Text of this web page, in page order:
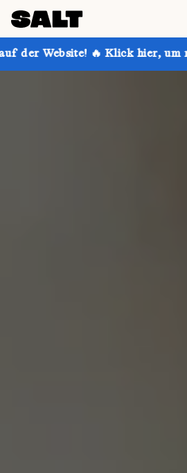
Klick hier, um mehr zu erfahren